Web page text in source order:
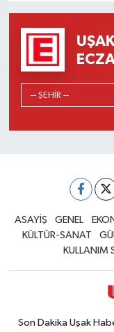
ASAYİŞ GENEL
KÜLTÜR-SANAT
KULLANIM
Son Dakika Uşak